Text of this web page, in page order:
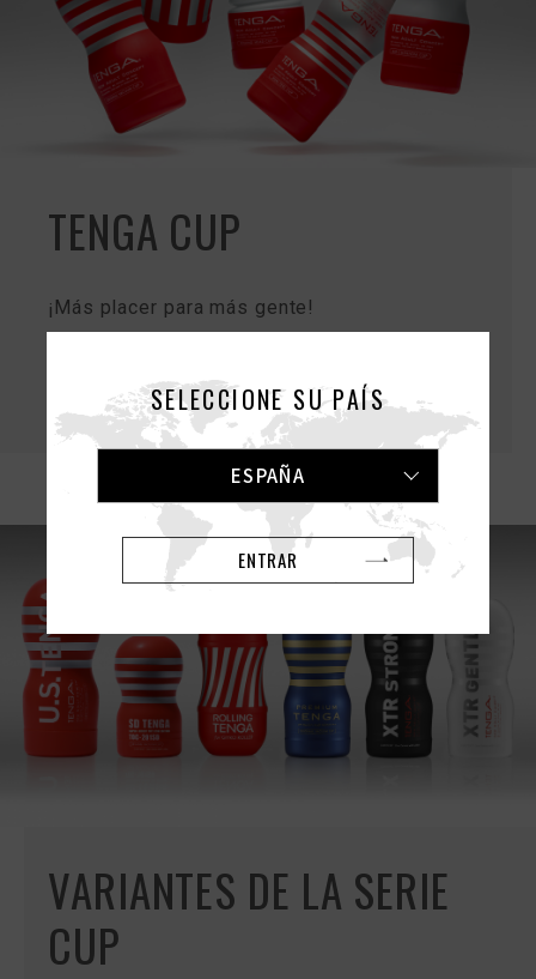
TENGA CUP
¡Más placer para más gente!
MÁS
VARIANTES DE LA SERIE
CUP
SELECCIONE SU PAÍS
ESPAÑA
ENTRAR